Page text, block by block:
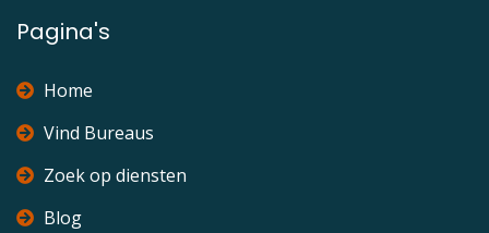
Pagina's
Home
Vind Bureaus
Zoek op diensten
Blog